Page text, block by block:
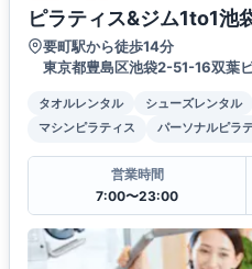
ピラティス&ジム1to1池
要町駅から徒歩14分
東京都豊島区池袋2-51-16双葉
タオルレンタル シューズレンタル
マシンピラティス
パーソナルピラ
営業時間
7:00〜23:00